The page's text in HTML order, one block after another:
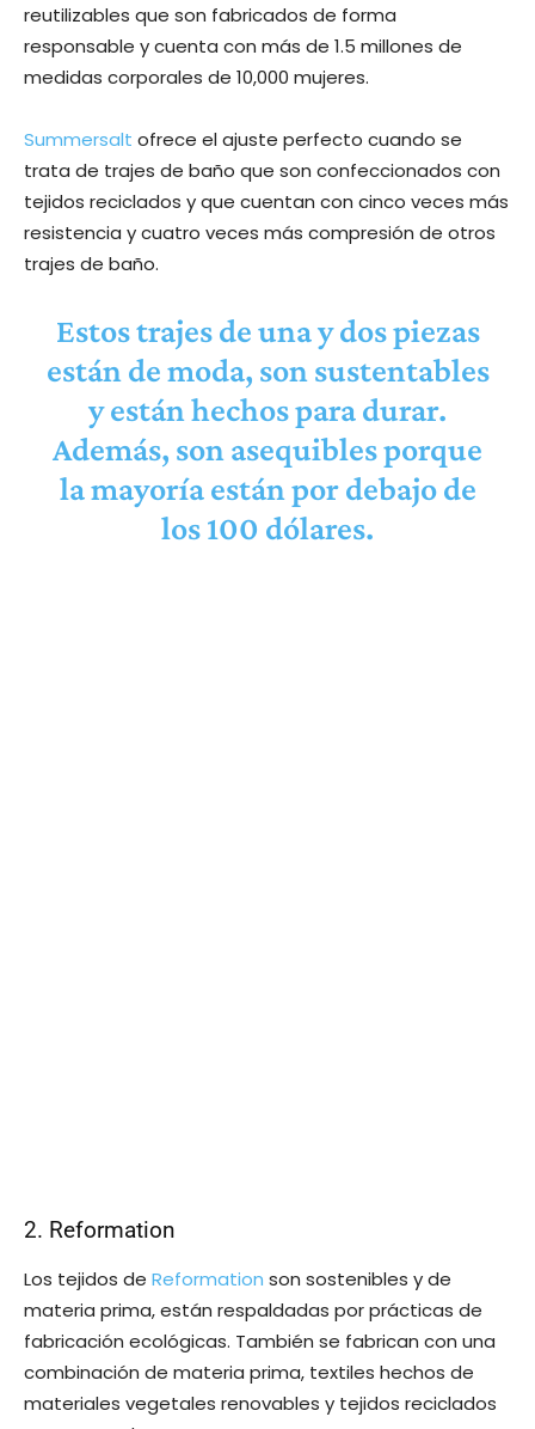
reutilizables que son fabricados de forma
responsable y cuenta con más de 1.5 millones de
medidas corporales de 10,000 mujeres.
Summersalt ofrece el ajuste perfecto cuando se
trata de trajes de baño que son confeccionados con
tejidos reciclados y que cuentan con cinco veces más
resistencia y cuatro veces más compresión de otros
trajes de baño.
Estos trajes de una y dos piezas
están de moda, son sustentables
y están hechos para durar.
Además, son asequibles porque
la mayoría están por debajo de
los 100 dólares.
2. Reformation
Los tejidos de Reformation son sostenibles y de
materia prima, están respaldadas por prácticas de
fabricación ecológicas. También se fabrican con una
combinación de materia prima, textiles hechos de
materiales vegetales renovables y tejidos reciclados